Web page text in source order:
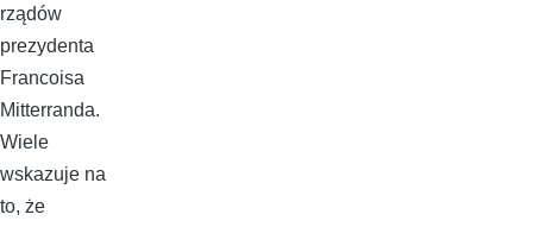
rządów
prezydenta
Francoisa
Mitterranda.
Wiele
wskazuje na
to, że